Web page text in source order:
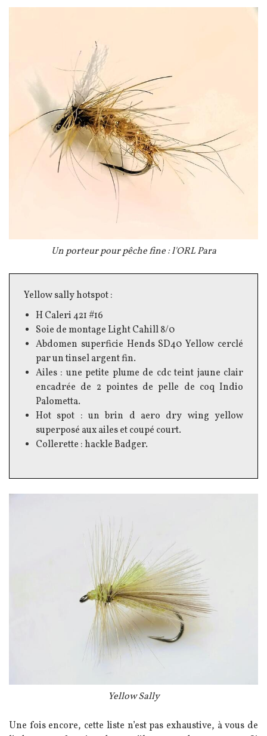
Un porteur pour pêche fine : l'ORL Para
Texte
Yellow sally hotspot :
H Caleri 421 #16
Soie de montage Light Cahill 8/0
Abdomen superficie Hends SD40 Yellow cerclé
par un tinsel argent fin.
Ailes : une petite plume de cdc teint jaune clair
encadrée de 2 pointes de pelle de coq Indio
Palometta.
Hot spot : un brin d aero dry wing yellow
superposé aux ailes et coupé court.
Collerette : hackle Badger.
Yellow Sally
Texte
Une fois encore, cette liste n’est pas exhaustive, à vous de